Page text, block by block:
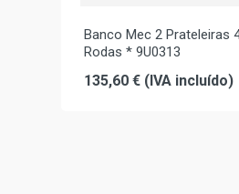
Banco Mec 2 Prateleiras
Rodas * 9U0313
135,60 € (IVA incluído)